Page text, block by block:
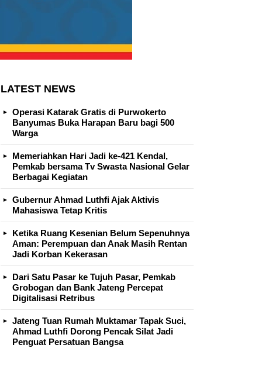
LATEST NEWS
Operasi Katarak Gratis di Purwokerto
Banyumas Buka Harapan Baru bagi 500
Warga
Memeriahkan Hari Jadi ke-421 Kendal,
Pemkab bersama Tv Swasta Nasional Gelar
Berbagai Kegiatan
Gubernur Ahmad Luthfi Ajak Aktivis
Mahasiswa Tetap Kritis
Ketika Ruang Kesenian Belum Sepenuhnya
Aman: Perempuan dan Anak Masih Rentan
Jadi Korban Kekerasan
Dari Satu Pasar ke Tujuh Pasar, Pemkab
Grobogan dan Bank Jateng Percepat
Digitalisasi Retribus
Jateng Tuan Rumah Muktamar Tapak Suci,
Ahmad Luthfi Dorong Pencak Silat Jadi
Penguat Persatuan Bangsa